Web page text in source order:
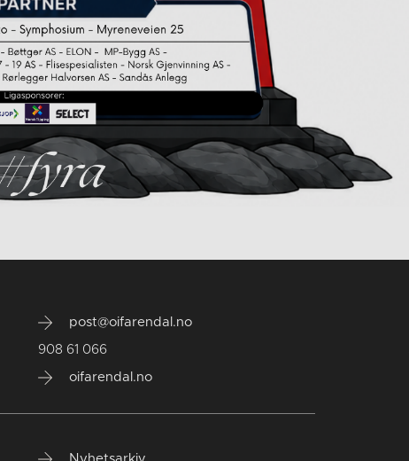
post@oifarendal.no
908 61 066
oifarendal.no